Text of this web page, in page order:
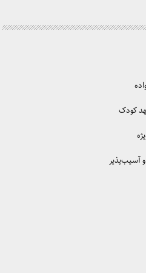
کودک
آسیب‌پذیر